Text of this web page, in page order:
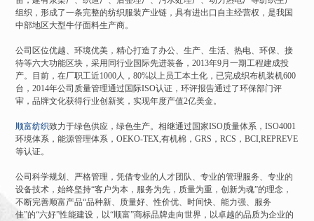
组织，形成了一条完整的纺织服装产业链，具有进出口自主经营权，是我国
中部地区大型牛仔面料生产商。
公司区位优越、环境优美，精心打造了办公、生产、生活、热电、环保、接
待等六大功能区块，采用同行业国际先进装备，2013年9月一期工程建成投
产。目前，在厂职工近1000人，80%以上员工本土化，已完成织布机装机600
台，2014年公司质量管理通过国际ISO认证，环评报告通过了环保部门评
审，品牌文化获得行业创新奖，实现年度产值2亿美金。
顺富纺织致力于绿色供应，绿色生产。相继通过国家ISO质量体系，ISO4001
环境体系，能源管理体系，OEKO-TEX,有机棉，GRS，RCS，BCI,REPREVE
等认证。
公司科学规划、严格管理，凭借专业的人才团队、专业的管理服务、专业的
设备技术，始终坚持“客户为本，服务为先，质量为重，创新为魂”的理念，
不断完善顺富产品“品种新、质量好、性价优、时间快、能力强、服务
佳”的“六好”性能建设，以“顺富”商标品牌走向世界，以卓越的品质为企业的